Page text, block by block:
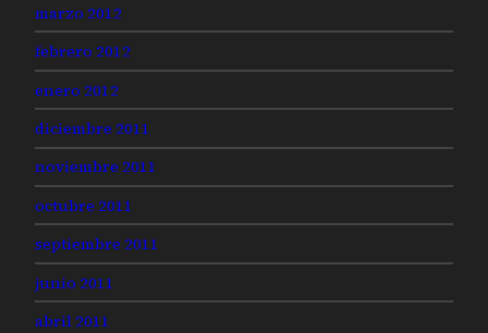
marzo 2012
febrero 2012
enero 2012
diciembre 2011
noviembre 2011
octubre 2011
septiembre 2011
junio 2011
abril 2011